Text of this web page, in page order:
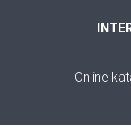
Online